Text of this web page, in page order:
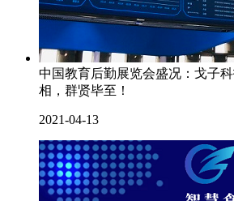
中国教育后勤展览会盛况：戈子
相，群贤毕至！
2021-04-13